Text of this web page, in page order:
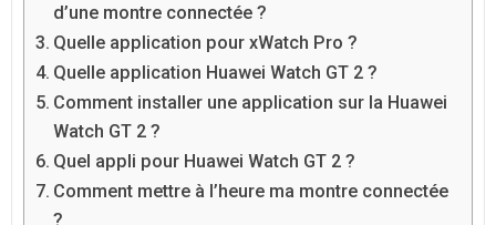
d’une montre connectée ?
Quelle application pour xWatch Pro ?
Quelle application Huawei Watch GT 2 ?
Comment installer une application sur la Huawei
Watch GT 2 ?
Quel appli pour Huawei Watch GT 2 ?
Comment mettre à l’heure ma montre connectée
?